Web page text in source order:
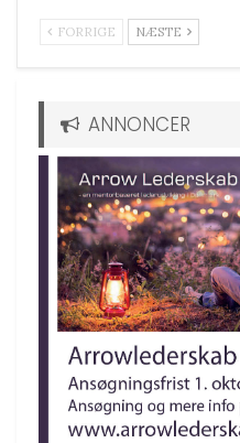
FORRIGE NÆSTE
ANNONCER